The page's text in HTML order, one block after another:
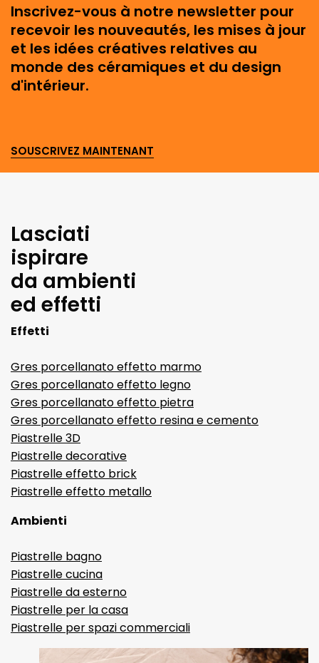
Inscrivez-vous à notre newsletter pour
recevoir les nouveautés, les mises à jour
et les idées créatives relatives au
monde des céramiques et du design
d'intérieur.
SOUSCRIVEZ MAINTENANT
Lasciati
ispirare
da ambienti
ed effetti
Effetti
Gres porcellanato effetto marmo
Gres porcellanato effetto legno
Gres porcellanato effetto pietra
Gres porcellanato effetto resina e cemento
Piastrelle 3D
Piastrelle decorative
Piastrelle effetto brick
Piastrelle effetto metallo
Ambienti
Piastrelle bagno
Piastrelle cucina
Piastrelle da esterno
Piastrelle per la casa
Piastrelle per spazi commerciali